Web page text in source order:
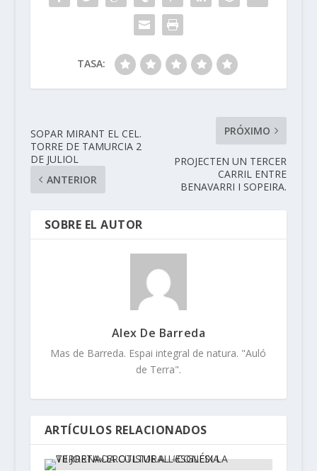
TASA:
SOPAR MIRANT EL CEL.
TORRE DE TAMURCIA 2
DE JULIOL
ANTERIOR
PRÓXIMO
PROJECTEN UN TERCER
CARRIL ENTRE
BENAVARRI I SOPEIRA.
SOBRE EL AUTOR
Alex De Barreda
Mas de Barreda. Espai integral de natura. "Auló
de Terra".
ARTÍCULOS RELACIONADOS